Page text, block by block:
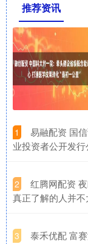
推荐资讯
1
易融配资 国
业投资者公开发
2
红腾网配资
真正了解的人并
3
泰禾优配 富